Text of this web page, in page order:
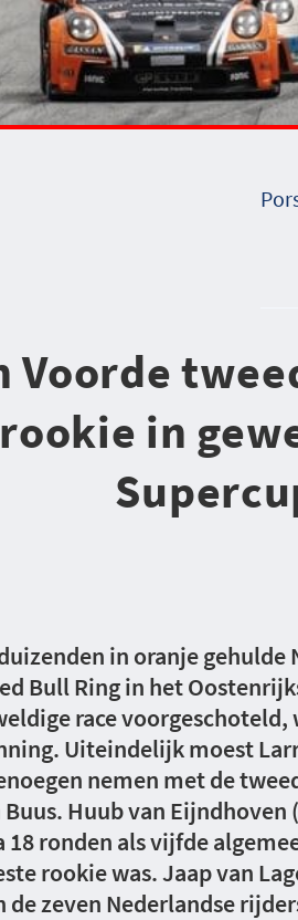
Voorde
rookie in
in oranje gehulde
Bull Ring in het
race
Uiteindelijk moest
nemen met de
Huub van Eijndhoven
18 ronden als vijfde
rookie was. Jaap van
de zeven Nederlandse